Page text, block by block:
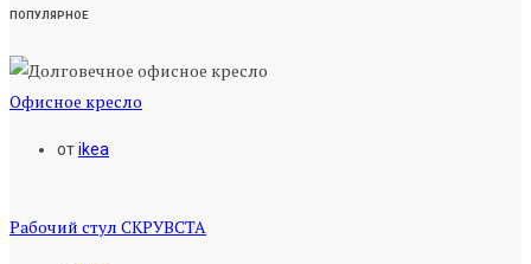
ПОПУЛЯРНОЕ
Офисное кресло
отikea
Рабочий стул СКРУВСТА